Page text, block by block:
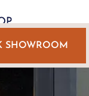
SHOWROOM